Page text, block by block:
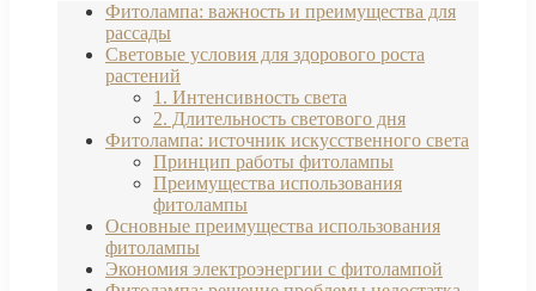
Фитолампа: важность и преимущества для
рассады
Световые условия для здорового роста
растений
1. Интенсивность света
2. Длительность светового дня
Фитолампа: источник искусственного света
Принцип работы фитолампы
Преимущества использования
фитолампы
Основные преимущества использования
фитолампы
Экономия электроэнергии с фитолампой